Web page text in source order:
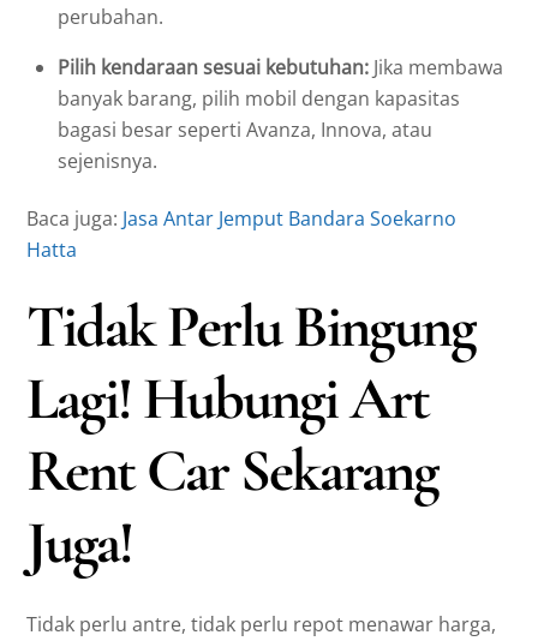
perubahan.
Pilih kendaraan sesuai kebutuhan: Jika membawa
banyak barang, pilih mobil dengan kapasitas
bagasi besar seperti Avanza, Innova, atau
sejenisnya.
Baca juga: Jasa Antar Jemput Bandara Soekarno
Hatta
Tidak Perlu Bingung
Lagi! Hubungi Art
Rent Car Sekarang
Juga!
Tidak perlu antre, tidak perlu repot menawar harga,